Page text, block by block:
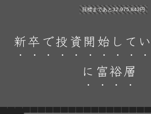
目標まであと32,975,843円
新卒で投資開始して
に富裕層